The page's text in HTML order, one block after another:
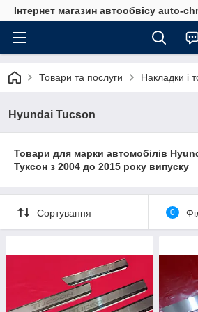
Інтернет магазин автообвісу auto-
Товари та послуги Накладки і
Hyundai Tucson
Товари для марки автомобілів
Туксон з 2004 до 2015 року випуску
Сортування 0